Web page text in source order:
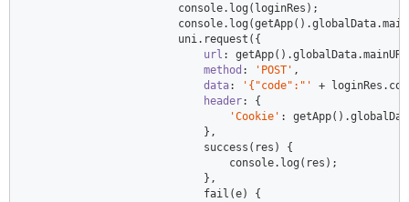
console.log(loginRes);
console
                        uni.request({
url :
method : 'POST' ,
data: '{"code":"'
+
header: {
'Cookie' :
                            },
                            success(res) {
console.log(res);
                            },
                            fail(e) {